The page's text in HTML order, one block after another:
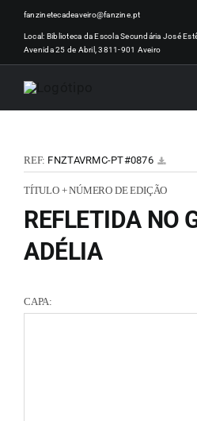
Skip
content
fanzinetecadeaveiro@fanzine.pt
Local: Biblioteca da Escola Secundária José
Avenida 25 de Abril, 3811-901 Aveiro
REF: FNZTAVRMC-PT#0876
TÍTULO + NÚMERO DE EDIÇÃO
REFLETIDA NO
ADÉLIA
CAPA: